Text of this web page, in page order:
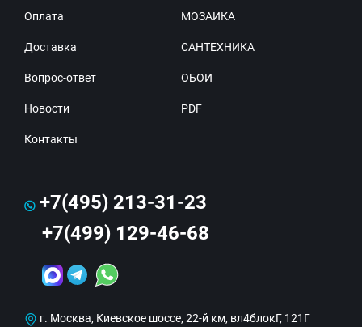
Оплата
Доставка
Вопрос-ответ
Новости
Контакты
МОЗАИКА
САНТЕХНИКА
ОБОИ
PDF
+7(495) 213-31-23
+7(499) 129-46-68
г. Москва, Киевское шоссе, 22-й км, вл4блокГ, 121Г